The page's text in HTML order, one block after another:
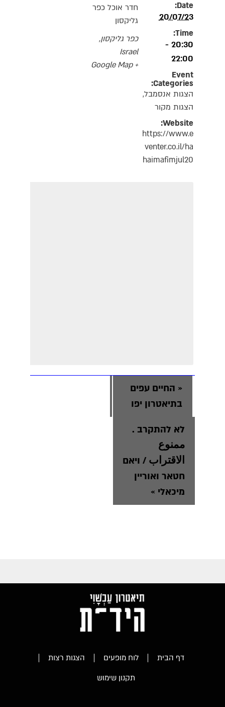
Date:
20/07/23
Time:
20:30 -
22:00
Event
Categories:
הצגות אנסמבל,
הצגות מקור
Website:
https://www.e
venter.co.il/ha
haimafimjul20
חדר אוכל כפר
גליקסון
כפר גליקסון,
Israel
+ Google Map
« החיים עפים
בתיאטרון יפו
לא להתקרב .
ممنوع
الاقتراب / ויאם
חטאר ואוריין
מיכאלי »
דף הבית לוח מופעים
הצגות רצות
תקנון שימוש